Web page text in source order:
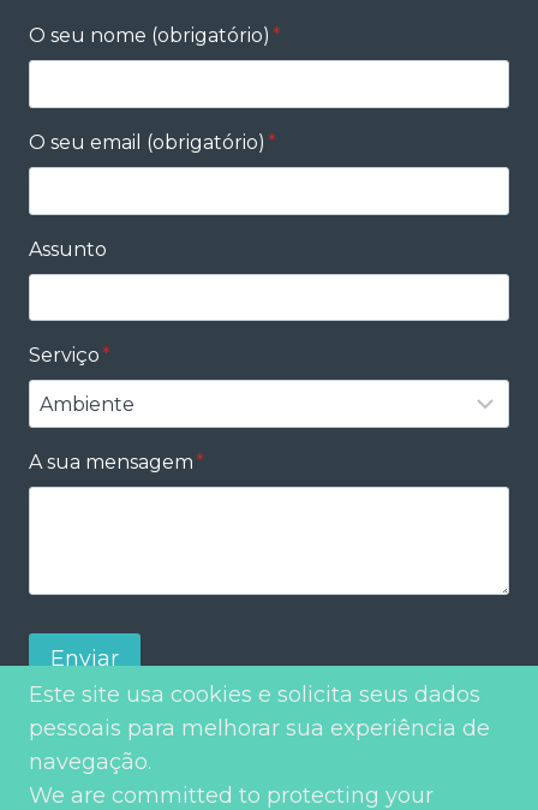
O seu nome (obrigatório) *
O seu email (obrigatório) *
Assunto
Serviço*
A sua mensagem*
Enviar
Este site usa cookies e solicita seus dados
pessoais para melhorar sua experiência de
navegação.
We are committed to protecting your